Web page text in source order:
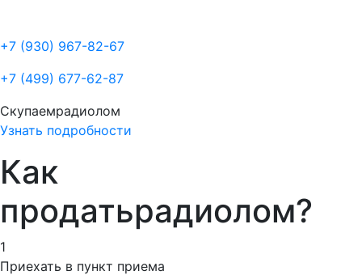
+7 (930) 967-82-67
+7 (499) 677-62-87
Скупаемрадиолом
Узнать подробности
Как
продатьрадиолом?
1
Приехать в пункт приема